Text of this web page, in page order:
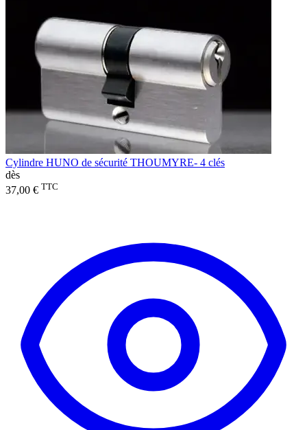
Cylindre HUNO de sécurité THOUMYRE- 4 clés
dès
37,00 € TTC